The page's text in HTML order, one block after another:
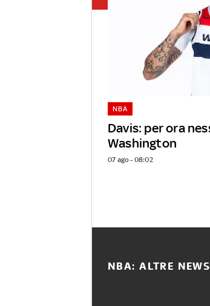
Davis: per ora
Washington
NBA
07 ago - 08:02
NBA: ALTRE NEWS